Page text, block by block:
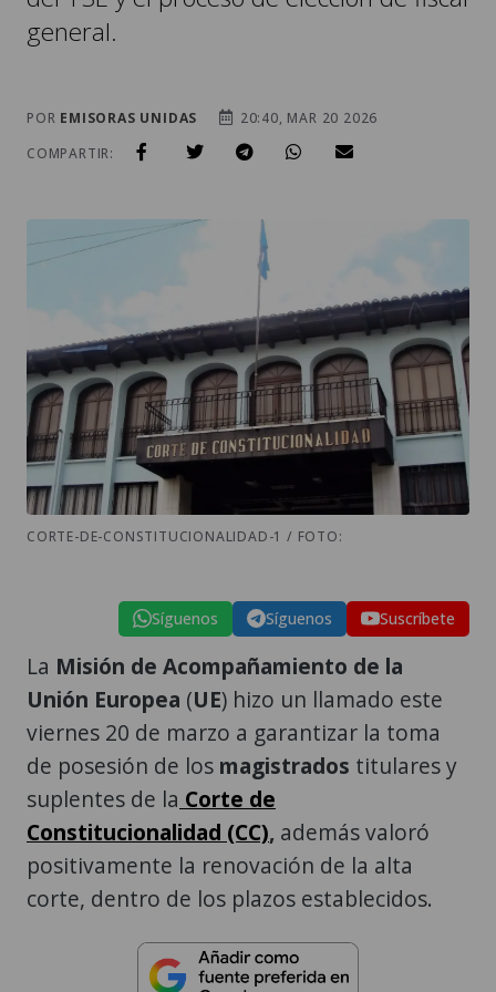
general.
POR EMISORAS UNIDAS
20:40, MAR 20 2026
COMPARTIR:
CORTE-DE-CONSTITUCIONALIDAD-1 / FOTO:
Síguenos Síguenos Suscríbete
La Misión de Acompañamiento de la
Unión Europea (UE) hizo un llamado este
viernes 20 de marzo a garantizar la toma
de posesión de los magistrados titulares y
suplentes de la Corte de
Constitucionalidad (CC), además valoró
positivamente la renovación de la alta
corte, dentro de los plazos establecidos.